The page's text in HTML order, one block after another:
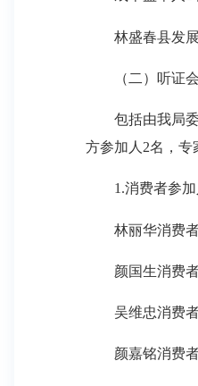
林盛春县发展
（二）听证会
包括由我局委
方参加人2名，专
1.消费者参加
林丽华消费
颜国生消费
吴维忠消费
颜嘉铭消费